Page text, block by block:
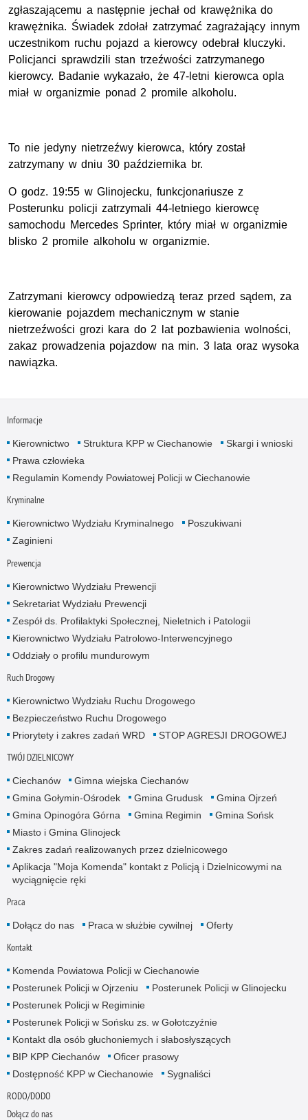
zgłaszającemu a następnie jechał od krawężnika do
krawężnika. Świadek zdołał zatrzymać zagrażający innym
uczestnikom ruchu pojazd a kierowcy odebrał kluczyki.
Policjanci sprawdzili stan trzeźwości zatrzymanego
kierowcy. Badanie wykazało, że 47-letni kierowca opla
miał w organizmie ponad 2 promile alkoholu.
To nie jedyny nietrzeźwy kierowca, który został
zatrzymany w dniu 30 października br.
O godz. 19:55 w Glinojecku, funkcjonariusze z
Posterunku policji zatrzymali 44-letniego kierowcę
samochodu Mercedes Sprinter, który miał w organizmie
blisko 2 promile alkoholu w organizmie.
Zatrzymani kierowcy odpowiedzą teraz przed sądem, za
kierowanie pojazdem mechanicznym w stanie
nietrzeźwości grozi kara do 2 lat pozbawienia wolności,
zakaz prowadzenia pojazdow na min. 3 lata oraz wysoka
nawiązka.
Informacje
Kierownictwo Struktura KPP w Ciechanowie
Skargi i wnioski
Prawa człowieka
Regulamin Komendy Powiatowej Policji w Ciechanowie
Kryminalne
Kierownictwo Wydziału Kryminalnego
Poszukiwani
Zaginieni
Prewencja
Kierownictwo Wydziału Prewencji
Sekretariat Wydziału Prewencji
Zespół ds. Profilaktyki Społecznej, Nieletnich i Patologii
Kierownictwo Wydziału Patrolowo-Interwencyjnego
Oddziały o profilu mundurowym
Ruch Drogowy
Kierownictwo Wydziału Ruchu Drogowego
Bezpieczeństwo Ruchu Drogowego
Priorytety i zakres zadań WRD
STOP AGRESJI DROGOWEJ
TWÓJ DZIELNICOWY
Ciechanów
Gimna wiejska Ciechanów
Gmina Gołymin-Ośrodek
Gmina Grudusk
Gmina Ojrzeń
Gmina Opinogóra Górna
Gmina Regimin
Gmina Sońsk
Miasto i Gmina Glinojeck
Zakres zadań realizowanych przez dzielnicowego
Aplikacja "Moja Komenda" kontakt z Policją i Dzielnicowymi na
wyciągnięcie ręki
Praca
Dołącz do nas Praca w służbie cywilnej Oferty
Kontakt
Komenda Powiatowa Policji w Ciechanowie
Posterunek Policji w Ojrzeniu
Posterunek Policji w Glinojecku
Posterunek Policji w Regiminie
Posterunek Policji w Sońsku zs. w Gołotczyźnie
Kontakt dla osób głuchoniemych i słabosłyszących
BIP KPP Ciechanów
Oficer prasowy
Dostępność KPP w Ciechanowie
Sygnaliści
RODO/DODO
Dołącz do nas